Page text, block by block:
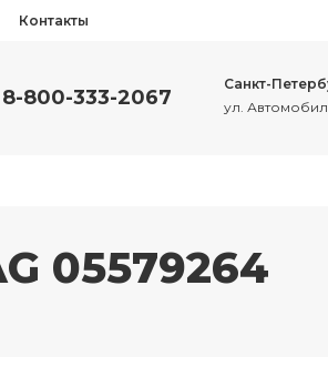
Контакты
8-800-333-2067
Санкт-
ул.
05579264